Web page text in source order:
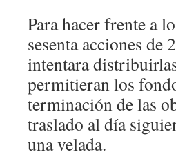
Para hacer frente a
sesenta acciones de
intentara
permitieran los
terminación de las
traslado al día
una velada.